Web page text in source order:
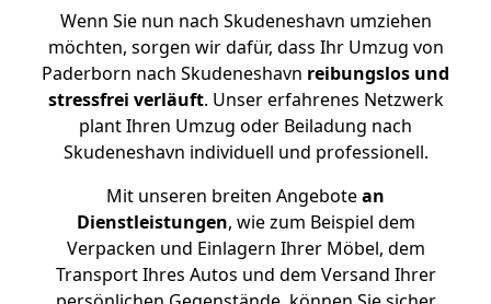
Wenn Sie nun nach Skudeneshavn umziehen
möchten, sorgen wir dafür, dass Ihr Umzug von
Paderborn nach Skudeneshavn reibungslos und
stressfrei verläuft. Unser erfahrenes Netzwerk
plant Ihren Umzug oder Beiladung nach
Skudeneshavn individuell und professionell.
Mit unseren breiten Angebotean
Dienstleistungen, wie zum Beispiel dem
Verpacken und Einlagern Ihrer Möbel, dem
Transport Ihres Autos und dem Versand Ihrer